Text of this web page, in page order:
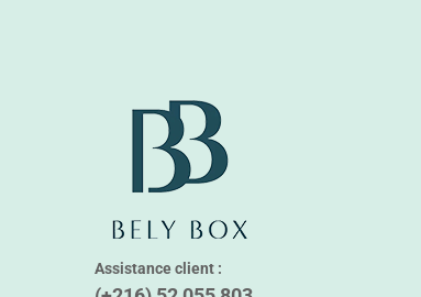
Assistance client :